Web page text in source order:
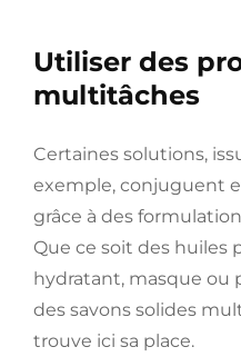
Utiliser des
multitâches
Certaines solutions,
exemple, conjuguent
grâce à des
Que ce soit des huiles
hydratant, masque ou
des savons solides
trouve ici sa place.